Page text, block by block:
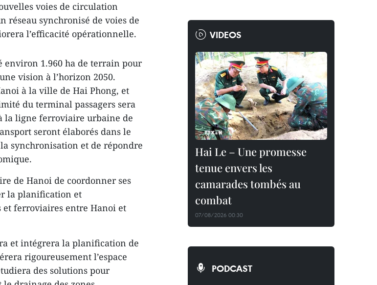
voies de circulation
réseau synchronisé de voies de
l’efficacité opérationnelle.
environ 1.960 ha de terrain pour
vision à l’horizon 2050.
à la ville de Hai Phong, et
du terminal passagers sera
la ligne ferroviaire urbaine de
seront élaborés dans le
synchronisation et de répondre
de Hanoi de coordonner ses
la planification et
et ferroviaires entre Hanoi et
et intégrera la planification de
rigoureusement l’espace
des solutions pour
VIDEOS
Hai Le – Une promesse
tenue envers les
camarades tombés au
combat
07/08/2026 00:30
PODCAST